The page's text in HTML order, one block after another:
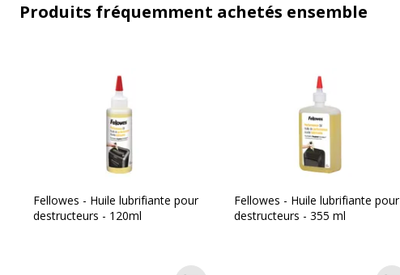
Produits fréquemment achetés ensemble
Fellowes - Huile lubrifiante pour
destructeurs - 120ml
Fellowes - Huile lubrifiante pour
destructeurs - 355 ml